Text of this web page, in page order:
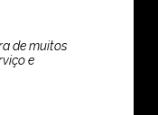
de muitos
e